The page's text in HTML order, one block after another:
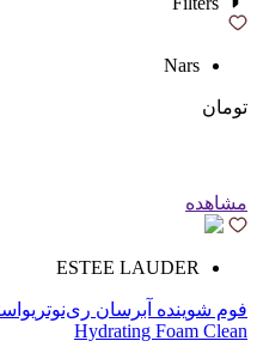
Nars
تومان
مشاهده
ESTEE LAUDER
Hydrating Foam Clean